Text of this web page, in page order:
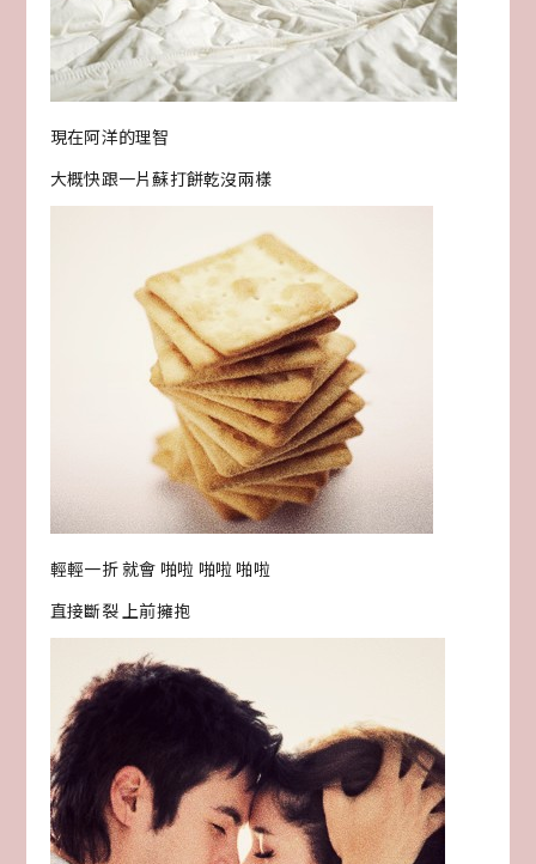
現在阿洋的理智
大概快跟一片蘇打餅乾沒兩樣
輕輕一折 就會 啪啦 啪啦 啪啦
直接斷裂 上前擁抱